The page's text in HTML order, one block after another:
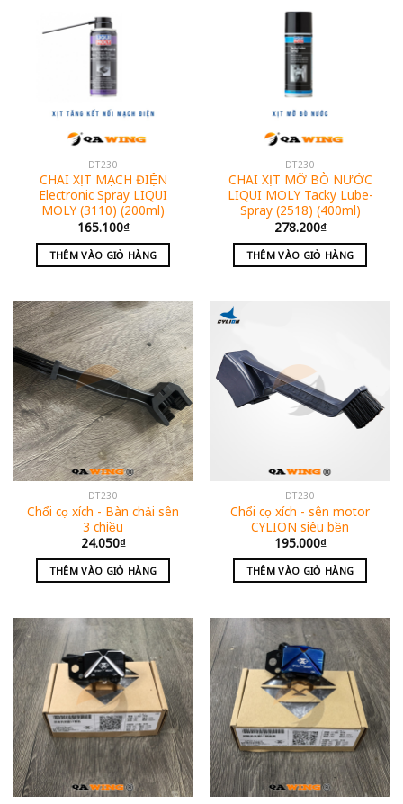
DT230
CHAI XỊT MẠCH ĐIỆN
Electronic Spray LIQUI
MOLY (3110) (200ml)
165.100₫
THÊM VÀO GIỎ HÀNG
DT230
CHAI XỊT MỠ BÒ NƯỚC
LIQUI MOLY Tacky Lube-
Spray (2518) (400ml)
278.200₫
THÊM VÀO GIỎ HÀNG
DT230
Chổi cọ xích - Bàn chải sên
3 chiều
24.050₫
THÊM VÀO GIỎ HÀNG
DT230
Chổi cọ xích - sên motor
CYLION siêu bền
195.000₫
THÊM VÀO GIỎ HÀNG